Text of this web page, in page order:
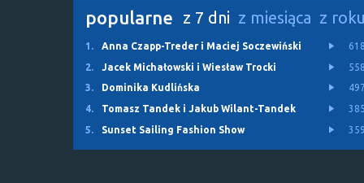
popularne z 7 dni z miesiąca z
1. Anna Czapp-Treder i Maciej Soczewiński
2.
Jacek Michałowski i Wiesław Trocki
3.
Dominika Kudlińska
4.
Tomasz Tandek i Jakub Wilant-Tandek
5.
Sunset Sailing Fashion Show